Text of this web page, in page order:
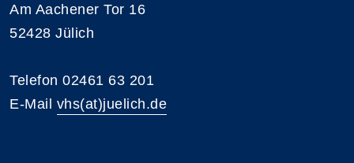
Am Aachener Tor 16
52428 Jülich
Telefon 02461 63 201
E-Mail vhs(at)juelich.de